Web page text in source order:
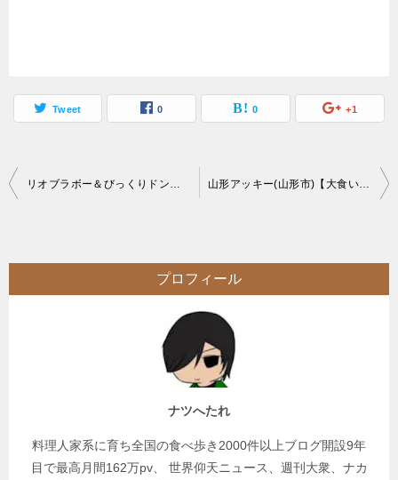
Tweet 0 0 +1
投
ビ
ゲ
リオブラボー＆びっくりドンキー小山店(館林市＆小山市)【デカ盛り】チャレンジと観戦 山形アッキー(山形市)【大食い】超ローカル線でデカ盛り店にフラレ辿りついた大繁盛二郎系?ラーメン【18切符】
プロフィール
ナツへたれ
料理人家系に育ち全国の食べ歩き2000件以上ブログ開設9年
目で最高月間162万pv、 世界仰天ニュース、週刊大衆、ナカ